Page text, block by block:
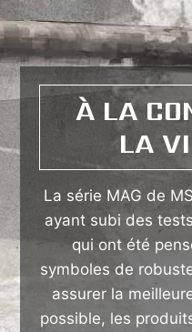
À LA
LA
La série MAG de
ayant subi des
qui ont été
symboles de
assurer la
possible, les